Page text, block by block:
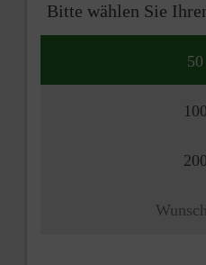
Bitte wählen Sie